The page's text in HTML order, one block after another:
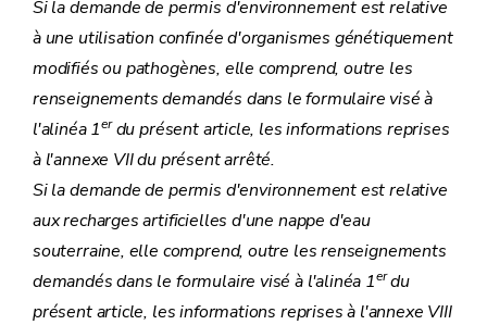
Si la demande de permis d'environnement est relative
à une utilisation confinée d'organismes génétiquement
modifiés ou pathogènes, elle comprend, outre les
renseignements demandés dans le formulaire visé à
l'alinéa 1erdu présent article, les informations reprises
à l'annexe VII du présent arrêté.
Si la demande de permis d'environnement est relative
aux recharges artificielles d'une nappe d'eau
souterraine, elle comprend, outre les renseignements
demandés dans le formulaire visé à l'alinéa 1erdu
présent article, les informations reprises à l'annexe VIII